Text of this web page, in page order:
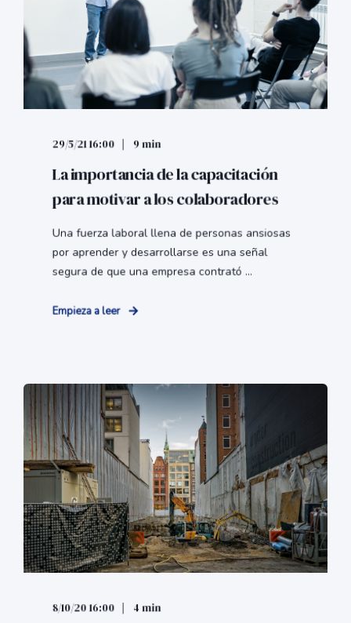
29/5/21 16:00 9 min
La importancia de la capacitación
para motivar a los colaboradores
Una fuerza laboral llena de personas ansiosas
por aprender y desarrollarse es una señal
segura de que una empresa contrató ...
Empieza a leer
8/10/20 16:00 4 min